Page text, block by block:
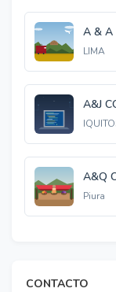
A & A
LIMA
A&J
A&Q
Piura
CONTACTO